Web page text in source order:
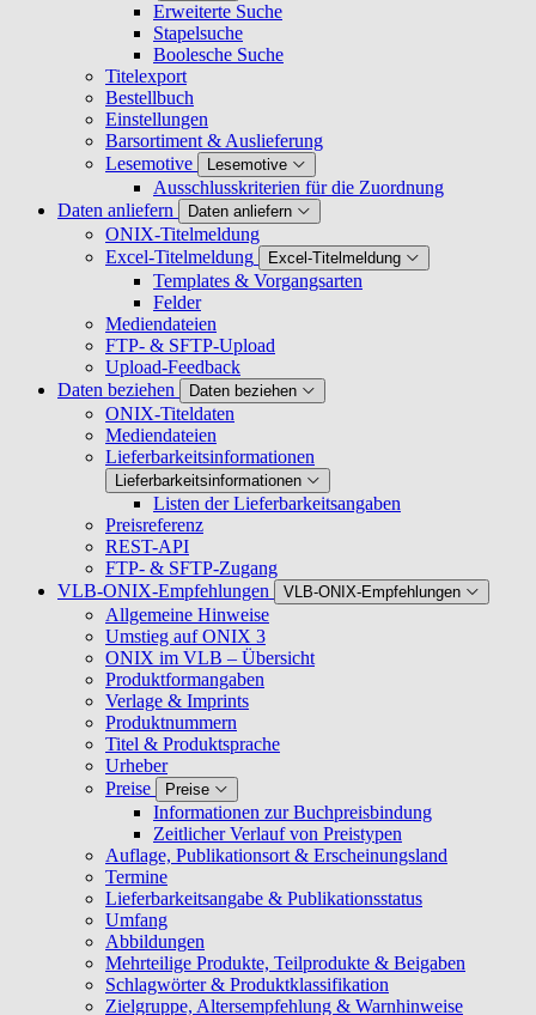
Erweiterte Suche
Stapelsuche
Boolesche Suche
Titelexport
Bestellbuch
Einstellungen
Barsortiment & Auslieferung
Lesemotive
Lesemotive
Ausschlusskriterien für die Zuordnung
Daten anliefern
Daten anliefern
ONIX-Titelmeldung
Excel-Titelmeldung
Excel-Titelmeldung
Templates & Vorgangsarten
Felder
Mediendateien
FTP- & SFTP-Upload
Upload-Feedback
Daten beziehen
Daten beziehen
ONIX-Titeldaten
Mediendateien
Lieferbarkeitsinformationen
Lieferbarkeitsinformationen
Listen der Lieferbarkeitsangaben
Preisreferenz
REST-API
FTP- & SFTP-Zugang
VLB-ONIX-Empfehlungen
VLB-ONIX-Empfehlungen
Allgemeine Hinweise
Umstieg auf ONIX 3
ONIX im VLB – Übersicht
Produktformangaben
Verlage & Imprints
Produktnummern
Titel & Produktsprache
Urheber
Preise
Preise
Informationen zur Buchpreisbindung
Zeitlicher Verlauf von Preistypen
Auflage, Publikationsort & Erscheinungsland
Termine
Lieferbarkeitsangabe & Publikationsstatus
Umfang
Abbildungen
Mehrteilige Produkte, Teilprodukte & Beigaben
Schlagwörter & Produktklassifikation
Zielgruppe, Altersempfehlung & Warnhinweise